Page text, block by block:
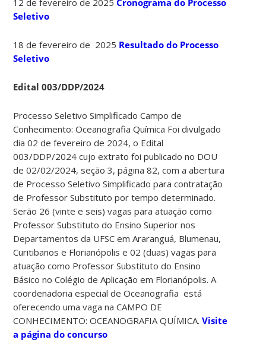
Seletivo
18 de fevereiro de 2025 Resultado do Processo
Seletivo
Edital 003/DDP/2024
Processo Seletivo Simplificado Campo de
Conhecimento: Oceanografia Química Foi divulgado
dia 02 de fevereiro de 2024, o Edital
003/DDP/2024 cujo extrato foi publicado no DOU
de 02/02/2024, seção 3, página 82, com a abertura
de Processo Seletivo Simplificado para contratação
de Professor Substituto por tempo determinado.
Serão 26 (vinte e seis) vagas para atuação como
Professor Substituto do Ensino Superior nos
Departamentos da UFSC em Araranguá, Blumenau,
Curitibanos e Florianópolis e 02 (duas) vagas para
atuação como Professor Substituto do Ensino
Básico no Colégio de Aplicação em Florianópolis. A
coordenadoria especial de Oceanografia está
oferecendo uma vaga na CAMPO DE
CONHECIMENTO: OCEANOGRAFIA QUÍMICA.Visite
a página do concurso